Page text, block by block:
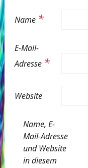
Name *
E-Mail-
Adresse *
Website
Name, E-
Mail-Adresse
und Website
in diesem